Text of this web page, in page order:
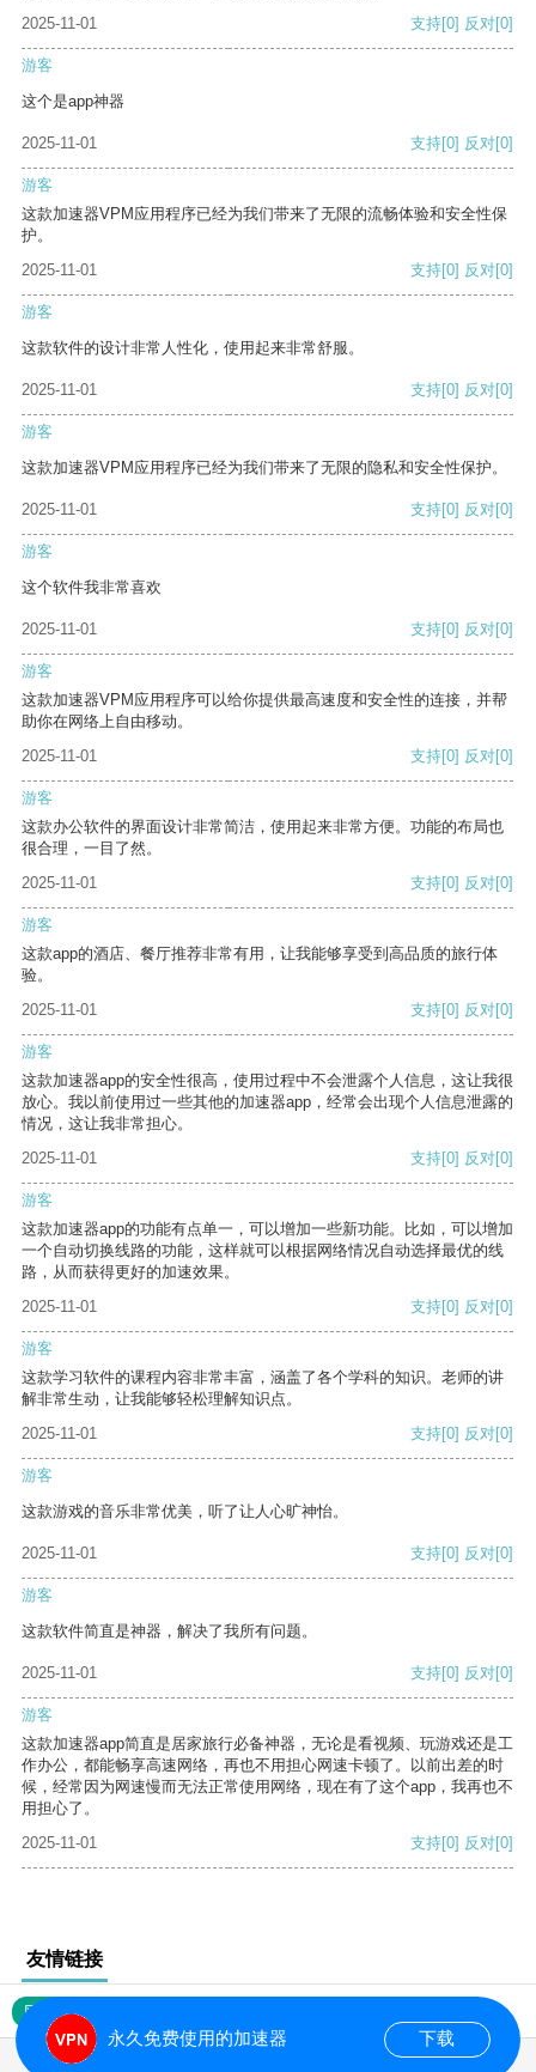
2025-11-01
支持[0] 反对[0]
游客
这个是app神器
2025-11-01 支持[0] 反对[0]
游客
这款加速器VPM应用程序已经为我们带来了无限的流畅体验和安全性保
护。
2025-11-01
支持[0] 反对[0]
游客
这款软件的设计非常人性化，使用起来非常舒服。
2025-11-01 支持[0] 反对[0]
游客
这款加速器VPM应用程序已经为我们带来了无限的隐私和安全性保护。
2025-11-01 支持[0] 反对[0]
游客
这个软件我非常喜欢
2025-11-01 支持[0] 反对[0]
游客
这款加速器VPM应用程序可以给你提供最高速度和安全性的连接，并帮
助你在网络上自由移动。
2025-11-01
支持[0] 反对[0]
游客
这款办公软件的界面设计非常简洁，使用起来非常方便。功能的布局也
很合理，一目了然。
2025-11-01
支持[0] 反对[0]
游客
这款app的酒店、餐厅推荐非常有用，让我能够享受到高品质的旅行体
验。
2025-11-01
支持[0] 反对[0]
游客
这款加速器app的安全性很高，使用过程中不会泄露个人信息，这让我很
放心。我以前使用过一些其他的加速器app，经常会出现个人信息泄露的
情况，这让我非常担心。
2025-11-01
支持[0] 反对[0]
游客
这款加速器app的功能有点单一，可以增加一些新功能。比如，可以增加
一个自动切换线路的功能，这样就可以根据网络情况自动选择最优的线
路，从而获得更好的加速效果。
2025-11-01
支持[0] 反对[0]
游客
这款学习软件的课程内容非常丰富，涵盖了各个学科的知识。老师的讲
解非常生动，让我能够轻松理解知识点。
2025-11-01
支持[0] 反对[0]
游客
这款游戏的音乐非常优美，听了让人心旷神怡。
2025-11-01 支持[0] 反对[0]
游客
这款软件简直是神器，解决了我所有问题。
2025-11-01 支持[0] 反对[0]
游客
这款加速器app简直是居家旅行必备神器，无论是看视频、玩游戏还是工
作办公，都能畅享高速网络，再也不用担心网速卡顿了。以前出差的时
候，经常因为网速慢而无法正常使用网络，现在有了这个app，我再也不
用担心了。
2025-11-01
支持[0] 反对[0]
友情链接
网站地图
永久免费使用的加速器 下载